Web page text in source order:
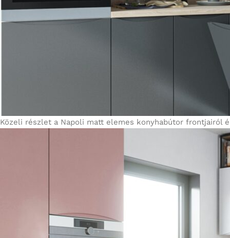
Közeli részlet a Napoli matt elemes konyhabútor frontjairól